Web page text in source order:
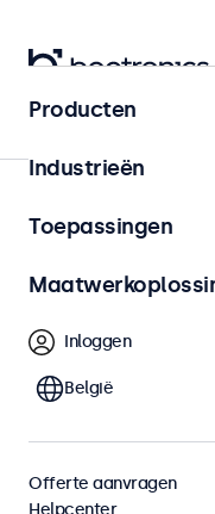
Monitoren
9 inch monitoren
9 inch monitoren
commercieel gebruik.
videoaansluitingen en
ze naadloos te
Filter (1)
Producten
Industrieën
Toepassingen
Inloggen
België
Offerte aanvragen
Helpcenter